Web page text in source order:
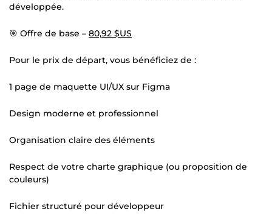
développée.
🎯 Offre de base – 80,92 $US
Pour le prix de départ, vous bénéficiez de :
1 page de maquette UI/UX sur Figma
Design moderne et professionnel
Organisation claire des éléments
Respect de votre charte graphique (ou proposition de
couleurs)
Fichier structuré pour développeur